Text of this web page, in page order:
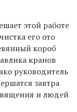
этой работе
его ото
короб
кранов
руководитель
завтра
и людей